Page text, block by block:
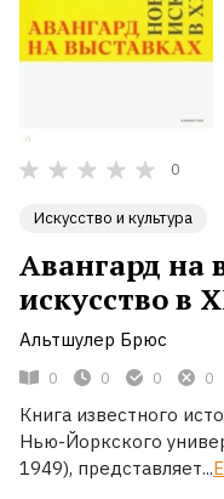
0
Искусство и культура
Авангард на
искусство в
Альтшулер Брюс
0 0 0 0
Книга известного
Нью-Йоркского
1949), представляет...